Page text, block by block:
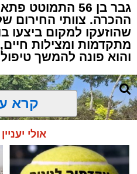
גבר בן 56
ההכרה. צוותי החירום
שהוזעקו למקום ביצעו
מתקדמות ומצילות
והוא פונה להמשך
קרא
אולי